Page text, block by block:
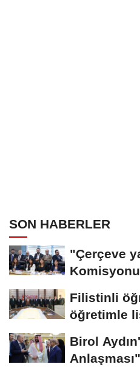
SON HABERLER
"Çerçeve
Filistinli
öğretimle
Birol